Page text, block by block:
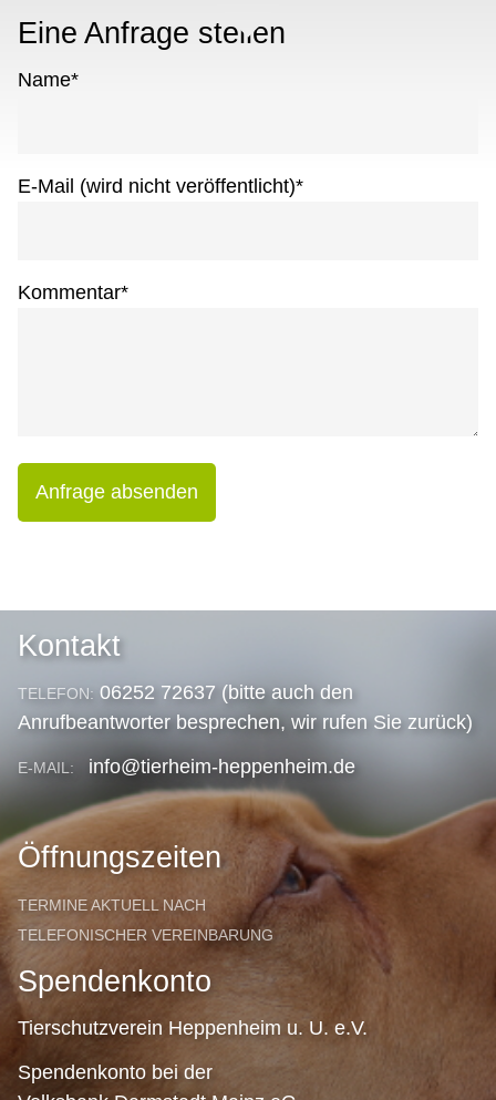
Eine Anfrage stellen
Name*
E-Mail (wird nicht veröffentlicht)*
Kommentar*
Anfrage absenden
Kontakt
TELEFON: 06252 72637 (bitte auch den
Anrufbeantworter besprechen, wir rufen Sie zurück)
E-MAIL: info@tierheim-heppenheim.de
Öffnungszeiten
TERMINE AKTUELL NACH
TELEFONISCHER VEREINBARUNG
Spendenkonto
Tierschutzverein Heppenheim u. U. e.V.
Spendenkonto bei der